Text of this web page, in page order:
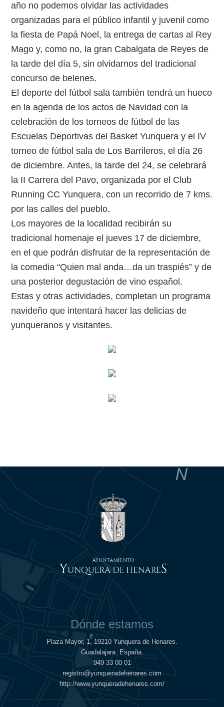
año no podemos olvidar las actividades
organizadas para el público infantil y juvenil como
la fiesta de Papá Noel, la entrega de cartas al Rey
Mago y, como no, la gran Cabalgata de Reyes de
la tarde del día 5, sin olvidarnos del tradicional
concurso de belenes.
El deporte del fútbol sala también tendrá un hueco
en la agenda de los actos de Navidad con la
celebración de los torneos de fútbol de las
Escuelas Deportivas del Basket Yunquera y el IV
torneo de fútbol sala de Los Barrileros, el día 26
de diciembre. Antes, la tarde del 24, se celebrará
la II Carrera del Pavo, organizada por el Club
Running CC Yunquera, con un recorrido de 7 kms.
por las calles del pueblo.
Los mayores de la localidad recibirán su
tradicional homenaje el jueves 17 de diciembre,
en el que podrán disfrutar de la representación de
la comedia “Quien mal anda…da un traspiés” y de
una posterior degustación de vino español.
Estas y otras actividades, completan un programa
navideño que intentará hacer las delicias de
yunqueranos y visitantes.
Dónde estamos
Plaza Mayor, 1, 19210 Yunquera de Henares.
Guadalajara. España.
949 33 00 01
registro@yunqueradehenares.com
http://www.yunqueradehenares.com/